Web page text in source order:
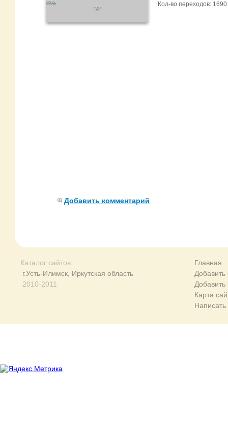
Кол-во переходов: 1690
Добавить комментарий
Каталог сайтов
г.Усть-Илимск, Иркутская область
2010-2011
Главная
Добавить
Карта